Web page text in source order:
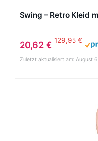
Swing – Retro Kleid
20,62 € 129,95 €
Zuletzt aktualisiert am: August